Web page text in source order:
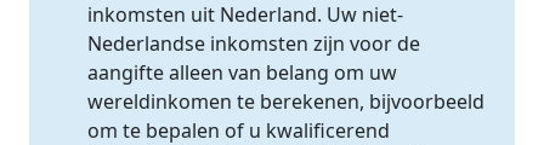
inkomsten uit Nederland. Uw niet-
Nederlandse inkomsten zijn voor de
aangifte alleen van belang om uw
wereldinkomen te berekenen, bijvoorbeeld
om te bepalen of u kwalificerend